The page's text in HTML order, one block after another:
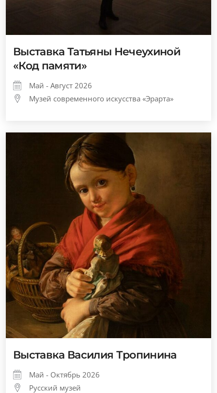
Выставка Татьяны Нечеухиной
«Код памяти»
Май - Август 2026
Музей современного искусства «Эрарта»
Выставка Василия Тропинина
Май - Октябрь 2026
Русский музей